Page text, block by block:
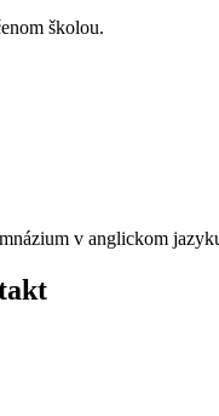
školou.
v anglickom